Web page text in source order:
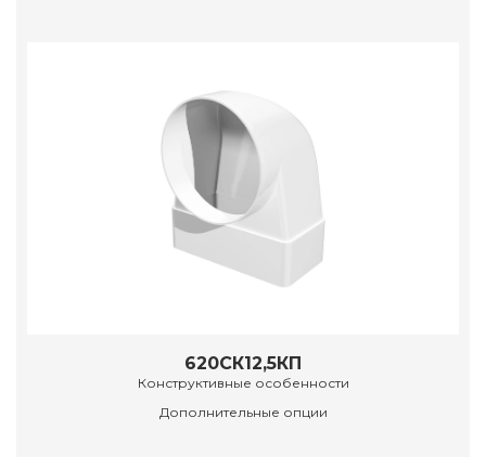
620СК12,5КП
Конструктивные особенности
Дополнительные опции